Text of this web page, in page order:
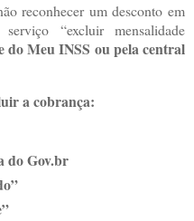
reconhecer um desconto em
serviço “excluir mensalidade
do Meu INSS ou pela central
a cobrança:
do Gov.br